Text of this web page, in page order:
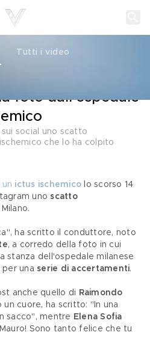
Tutti i video
foto dall'ospedale
social uno scatto
che lo ha colpito
ictus ischemico lo scorso 14
uno scatto
, a corredo della foto in cui
stanza dell'ospedale milanese
una serie di accertamenti.
anche quello di Raimondo
un cuore, ha scritto: "In una
sacco", mentre Elena Sofia
Sono tanto felice che tu